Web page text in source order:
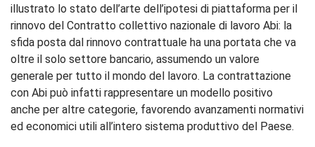
illustrato lo stato dell’arte dell’ipotesi di piattaforma per il
rinnovo del Contratto collettivo nazionale di lavoro Abi: la
sfida posta dal rinnovo contrattuale ha una portata che va
oltre il solo settore bancario, assumendo un valore
generale per tutto il mondo del lavoro. La contrattazione
con Abi può infatti rappresentare un modello positivo
anche per altre categorie, favorendo avanzamenti normativi
ed economici utili all’intero sistema produttivo del Paese.